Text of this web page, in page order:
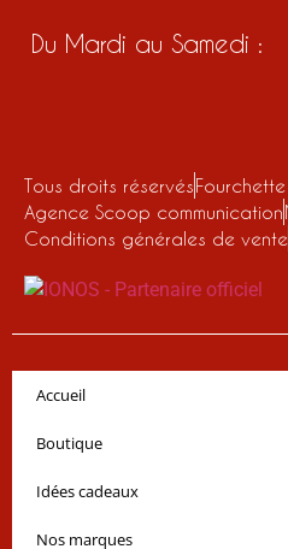
Du Mardi au Samedi :
Tous droits réservés
Agence Scoop communication
Conditions générales de vente
Accueil
Boutique
Idées cadeaux
Nos marques